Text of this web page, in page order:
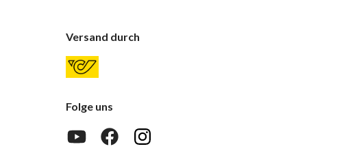
Versand durch
Folge uns